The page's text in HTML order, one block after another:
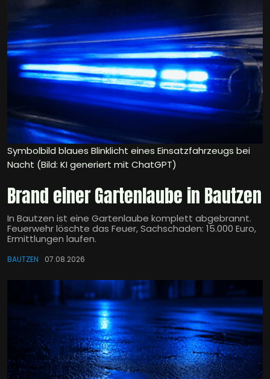
Symbolbild blaues Blinklicht eines Einsatzfahrzeugs bei
Nacht (Bild: KI generiert mit ChatGPT)
Brand einer Gartenlaube in Bautzen
In Bautzen ist eine Gartenlaube komplett abgebrannt.
Feuerwehr löschte das Feuer, Sachschaden: 15.000 Euro,
Ermittlungen laufen.
BAUTZEN 07.08.2026